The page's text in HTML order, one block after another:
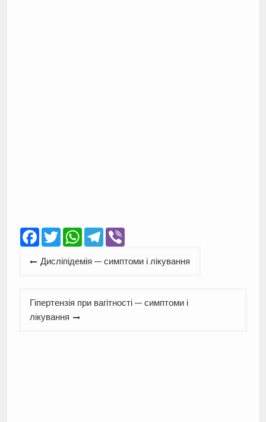
Facebook
TwitterWhatsApp
Telegram
Viber
Навігація
Дисліпідемія — симптоми і лікування
Гіпертензія при вагітності — симптоми і
лікування